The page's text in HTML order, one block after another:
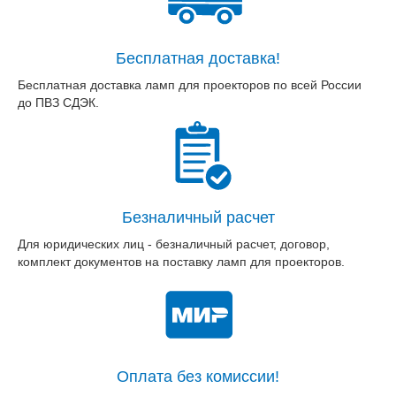
Бесплатная доставка!
Бесплатная доставка ламп для проекторов по всей России
до ПВЗ СДЭК.
Безналичный расчет
Для юридических лиц - безналичный расчет, договор,
комплект документов на поставку ламп для проекторов.
Оплата без комиссии!